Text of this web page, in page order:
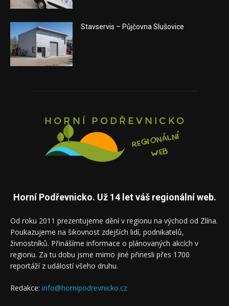
Stavservis – Půjčovna Slušovice
Horní Podřevnicko. Už 14 let váš regionální web.
Od roku 2011 prezentujeme dění v regionu na východ od Zlína.
Poukazujeme na šikovnost zdejších lidí, podnikatelů,
živnostníků. Přinášíme informace o plánovaných akcích v
regionu. Za tu dobu jsme mimo jiné přinesli přes 1700
reportáží z událostí všeho druhu.
Redakce: info@hornipodrevnicko.cz